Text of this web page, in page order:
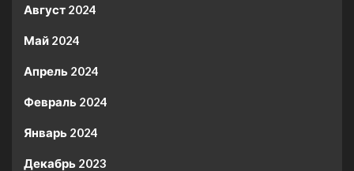
Август 2024
Май 2024
Апрель 2024
Февраль 2024
Январь 2024
Декабрь 2023